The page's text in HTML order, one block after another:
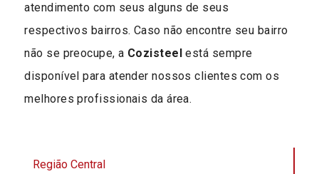
atendimento com seus alguns de seus
respectivos bairros. Caso não encontre seu bairro
não se preocupe, a Cozisteel está sempre
disponível para atender nossos clientes com os
melhores profissionais da área.
Região Central